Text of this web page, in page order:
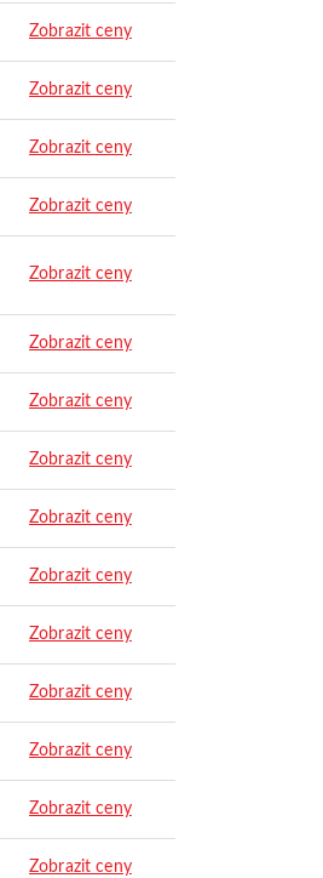
Zobrazit ceny
Zobrazit ceny
Zobrazit ceny
Zobrazit ceny
Zobrazit ceny
Zobrazit ceny
Zobrazit ceny
Zobrazit ceny
Zobrazit ceny
Zobrazit ceny
Zobrazit ceny
Zobrazit ceny
Zobrazit ceny
Zobrazit ceny
Zobrazit ceny